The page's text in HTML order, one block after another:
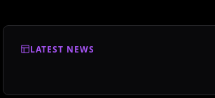
LATEST NEWS